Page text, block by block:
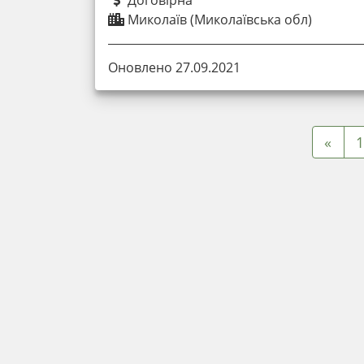
Миколаїв (Миколаївська обл)
Оновлено 27.09.2021
« 1